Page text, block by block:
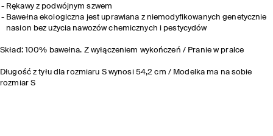
Rękawy z podwójnym szwem
Bawełna ekologiczna jest uprawiana z niemodyfikowanych genetycznie
nasion bez użycia nawozów chemicznych i pestycydów
Skład: 100% bawełna. Z wyłączeniem wykończeń / Pranie w pralce
Długość z tyłu dla rozmiaru S wynosi 54,2 cm / Modelka ma na sobie
rozmiar S